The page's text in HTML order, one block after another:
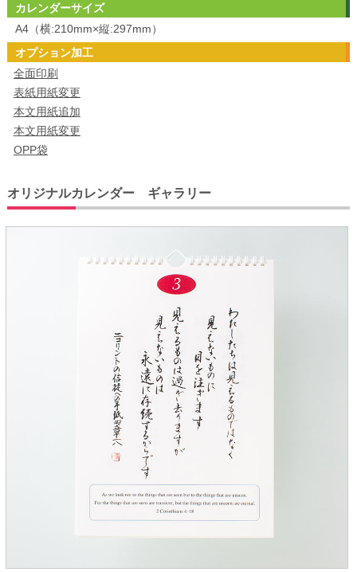
カレンダーサイズ
A4（横:210mm×縦:297mm）
オプション加工
全面印刷
表紙用紙変更
本文用紙追加
本文用紙変更
OPP袋
オリジナルカレンダー ギャラリー